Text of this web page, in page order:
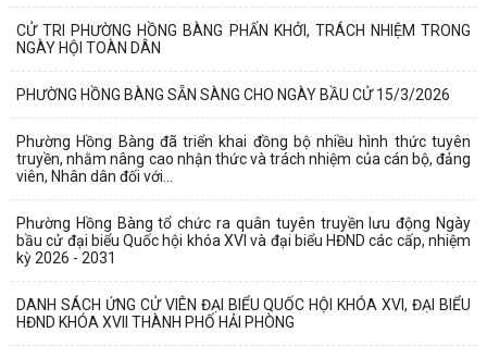
CỬ TRI PHƯỜNG HỒNG BÀNG PHẤN KHỞI, TRÁCH NHIỆM TRONG
NGÀY HỘI TOÀN DÂN
PHƯỜNG HỒNG BÀNG SẴN SÀNG CHO NGÀY BẦU CỬ 15/3/2026
Phường Hồng Bàng đã triển khai đồng bộ nhiều hình thức tuyên
truyền, nhằm nâng cao nhận thức và trách nhiệm của cán bộ, đảng
viên, Nhân dân đối với...
Phường Hồng Bàng tổ chức ra quân tuyên truyền lưu động Ngày
bầu cử đại biểu Quốc hội khóa XVI và đại biểu HĐND các cấp, nhiệm
kỳ 2026 - 2031
DANH SÁCH ỨNG CỬ VIÊN ĐẠI BIỂU QUỐC HỘI KHÓA XVI, ĐẠI BIỂU
HĐND KHÓA XVII THÀNH PHỐ HẢI PHÒNG